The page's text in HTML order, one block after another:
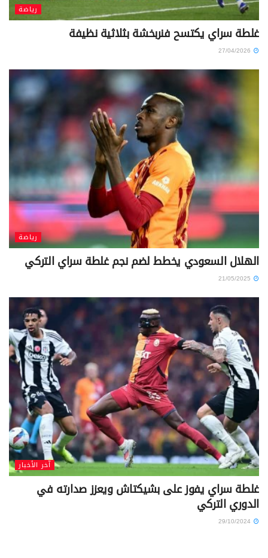
رياضة
غلطة سراي يكتسح فنربخشة بثلاثية نظيفة
رياضة
الهلال السعودي يخطط لضم نجم غلطة سراي التركي
آخر الأخبار
غلطة سراي يفوز على بشيكتاش ويعزز صدارته في
الدوري التركي